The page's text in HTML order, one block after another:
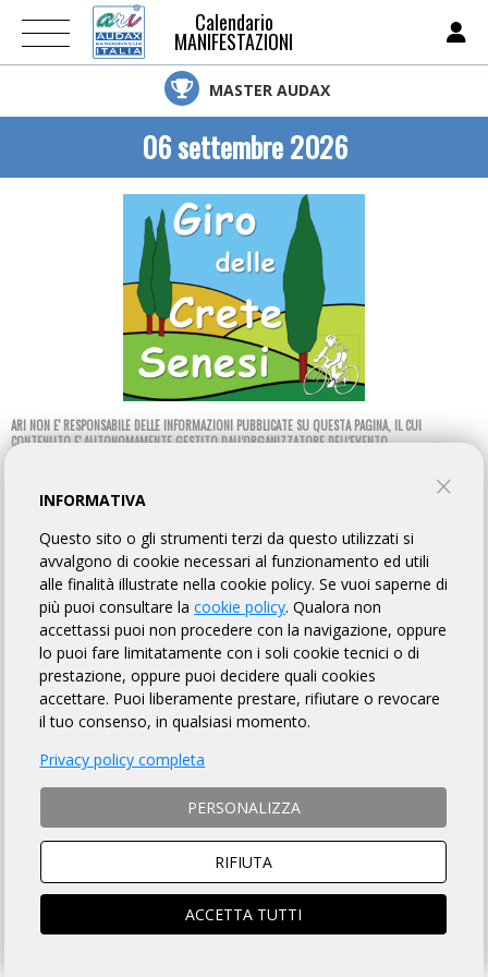
Calendario
MANIFESTAZIONI
MASTER AUDAX
06 settembre 2026
ARI NON E' RESPONSABILE DELLE INFORMAZIONI PUBBLICATE SU QUESTA PAGINA, IL CUI
CONTENUTO E' AUTONOMAMENTE GESTITO DALL'ORGANIZZATORE DELL'EVENTO.
GIRO DELLE CRETE SENESI
CICLISTICA VALDARBIA
TORNA AL BREVETTO
REGOLAMENTO
CICLISTICA VALDARBIA organizza per il giorno 06/09/2026 la
Randonnée "GIRO DELLE CRETE SENESI" avente Km 190 di
lunghezza, per l'acquisizione del relativo brevetto, la cui
DESCRIZIONE che è fatto OBBLIGO a ciascun partecipante
, si trova sulla pagina web a
Art. 2 NATURA DELLA MANIFESTAZIONE
INFORMATIVA
Questo sito o gli strumenti terzi da questo utilizzati si
avvalgono di cookie necessari al funzionamento ed utili
alle finalità illustrate nella cookie policy. Se vuoi saperne di
più puoi consultare lacookie policy. Qualora non
accettassi puoi non procedere con la navigazione, oppure
lo puoi fare limitatamente con i soli cookie tecnici o di
prestazione, oppure puoi decidere quali cookies
accettare. Puoi liberamente prestare, rifiutare o revocare
il tuo consenso, in qualsiasi momento.
Privacy policy completa
PERSONALIZZA
RIFIUTA
ACCETTA TUTTI